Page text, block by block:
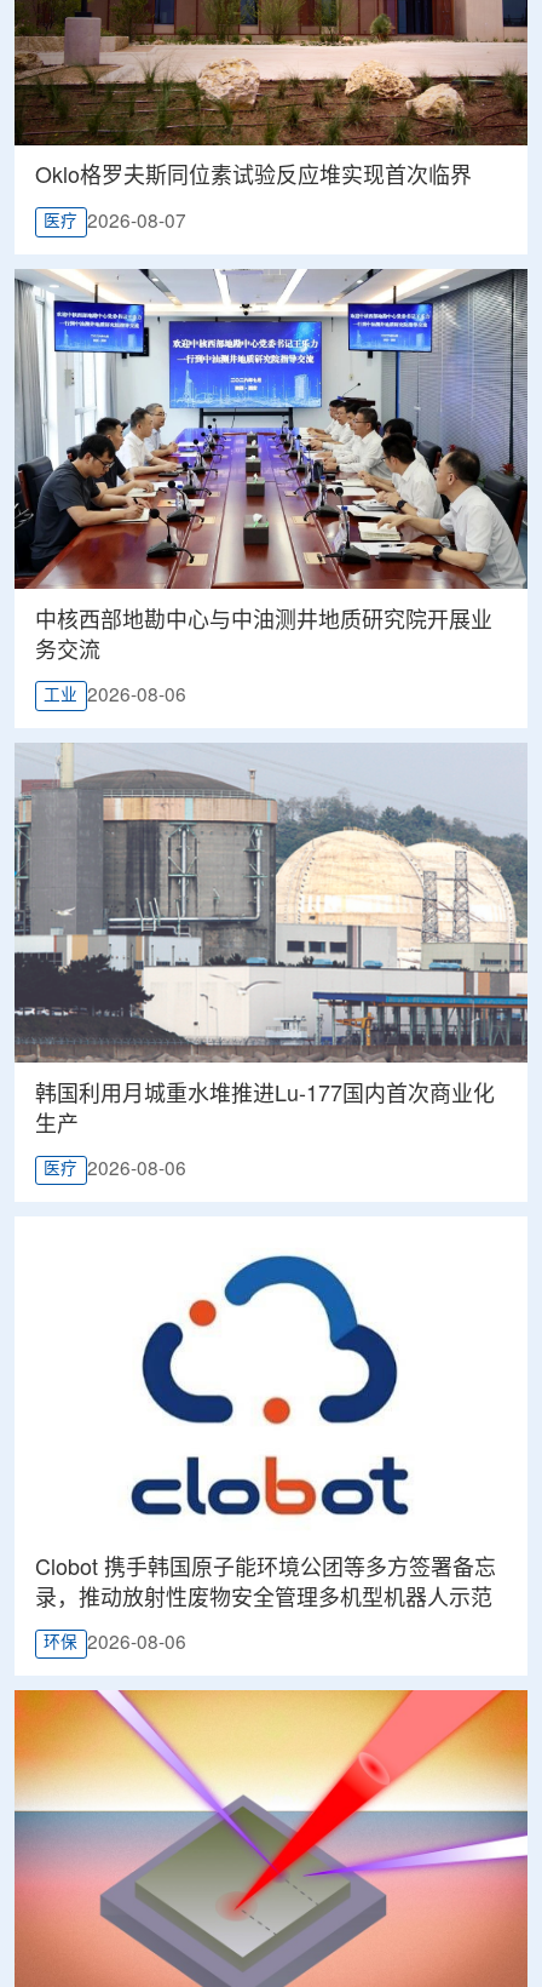
Oklo格罗夫斯同位素试验反应堆实现首次临界
医疗 2026-08-07
中核西部地勘中心与中油测井地质研究院开展业
务交流
工业 2026-08-06
韩国利用月城重水堆推进Lu-177国内首次商业化
生产
医疗 2026-08-06
Clobot 携手韩国原子能环境公团等多方签署备忘
录，推动放射性废物安全管理多机型机器人示范
环保 2026-08-06